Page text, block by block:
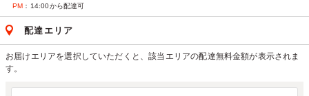
PM ：14:00から配達可
配達エリア
お届けエリアを選択していただくと、該当エリアの配達無料金額が表示されま
す。